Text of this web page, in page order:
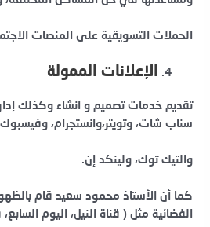
الحملات التسويقية على المنصات
الإعلانات الممولة
تقديم خدمات تصميم و انشاء وكذلك
سناب شات، وتويتر،وانستجرام،
والتيك توك، ولينكد إن.
كما أن الأستاذ محمود سعيد قام
الفضائية مثل ( قناة النيل، اليوم السابع،